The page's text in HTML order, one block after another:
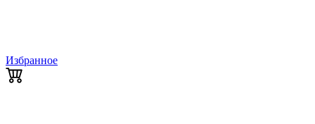
Избранное